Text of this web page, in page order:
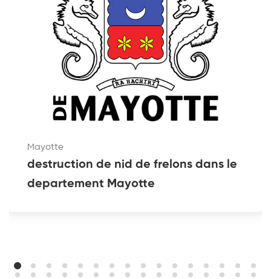
Mayotte
destruction de nid de frelons dans le
departement Mayotte